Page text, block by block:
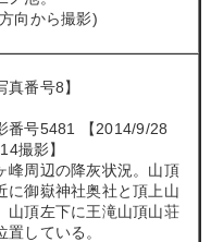
向から撮影)
真番号8】
番号5481 【2014/9/28
撮影】
峰周辺の降灰状況。山頂
に御嶽神社奥社と頂上山
山頂左下に王滝山頂山荘
置している。